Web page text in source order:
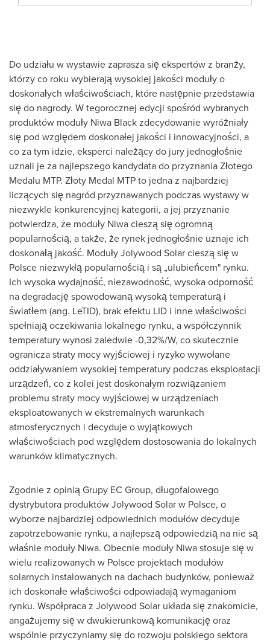
Do udziału w wystawie zaprasza się ekspertów z branży,
którzy co roku wybierają wysokiej jakości moduły o
doskonałych właściwościach, które następnie przedstawia
się do nagrody. W tegorocznej edycji spośród wybranych
produktów moduły Niwa Black zdecydowanie wyróżniały
się pod względem doskonałej jakości i innowacyjności, a
co za tym idzie, eksperci należący do jury jednogłośnie
uznali je za najlepszego kandydata do przyznania Złotego
Medalu MTP. Złoty Medal MTP to jedna z najbardziej
liczących się nagród przyznawanych podczas wystawy w
niezwykle konkurencyjnej kategorii, a jej przyznanie
potwierdza, że moduły Niwa cieszą się ogromną
popularnością, a także, że rynek jednogłośnie uznaje ich
doskonałą jakość. Moduły Jolywood Solar cieszą się w
Polsce niezwykłą popularnością i są „ulubieńcem" rynku.
Ich wysoka wydajność, niezawodność, wysoka odporność
na degradację spowodowaną wysoką temperaturą i
światłem (ang. LeTID), brak efektu LID i inne właściwości
spełniają oczekiwania lokalnego rynku, a współczynnik
temperatury wynosi zaledwie -0,32%/W, co skutecznie
ogranicza straty mocy wyjściowej i ryzyko wywołane
oddziaływaniem wysokiej temperatury podczas eksploatacji
urządzeń, co z kolei jest doskonałym rozwiązaniem
problemu straty mocy wyjściowej w urządzeniach
eksploatowanych w ekstremalnych warunkach
atmosferycznych i decyduje o wyjątkowych
właściwościach pod względem dostosowania do lokalnych
warunków klimatycznych.
Zgodnie z opinią Grupy EC Group, długofalowego
dystrybutora produktów Jolywood Solar w Polsce, o
wyborze najbardziej odpowiednich modułów decyduje
zapotrzebowanie rynku, a najlepszą odpowiedzią na nie są
właśnie moduły Niwa. Obecnie moduły Niwa stosuje się w
wielu realizowanych w Polsce projektach modułów
solarnych instalowanych na dachach budynków, ponieważ
ich doskonałe właściwości odpowiadają wymaganiom
rynku. Współpraca z Jolywood Solar układa się znakomicie,
angażujemy się w dwukierunkową komunikację oraz
wspólnie przyczyniamy się do rozwoju polskiego sektora